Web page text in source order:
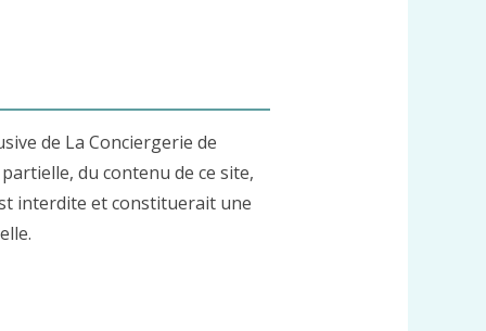
de La Conciergerie de
du contenu de ce site,
interdite et constituerait une